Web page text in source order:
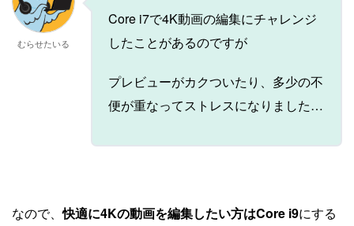
むらせたいる
Core i7で4K動画の編集にチャレンジ
したことがあるのですが
プレビューがカクついたり、多少の不
便が重なってストレスになりました…
なので、快適に4Kの動画を編集したい方はCore i9にする